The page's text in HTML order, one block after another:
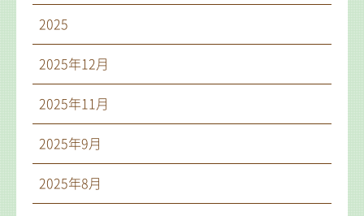
2025
2025年12月
2025年11月
2025年9月
2025年8月